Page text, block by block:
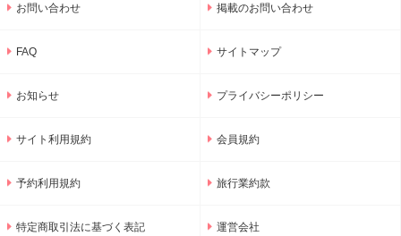
お問い合わせ 掲載のお問い合わせ
FAQ サイトマップ
お知らせ プライバシーポリシー
サイト利用規約 会員規約
予約利用規約 旅行業約款
特定商取引法に基づく表記 運営会社